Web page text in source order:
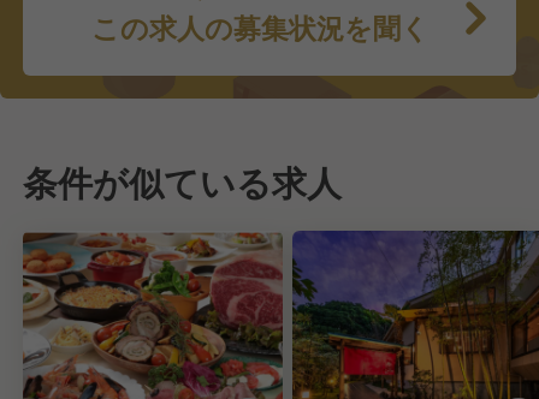
この求人の募集状況を聞く
条件が似ている求人